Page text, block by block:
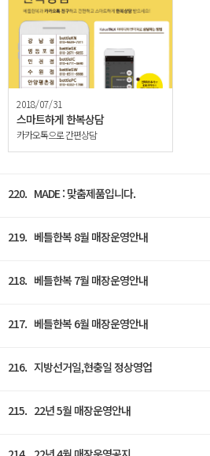
2018/07/31
스마트하게 한복상담
카카오톡으로 간편상담
220. MADE : 맞춤제품입니다.
219. 베틀한복 8월 매장운영안내
218. 베틀한복 7월 매장운영안내
217. 베틀한복 6월 매장운영안내
216. 지방선거일,현충일 정상영업
215. 22년 5월 매장운영안내